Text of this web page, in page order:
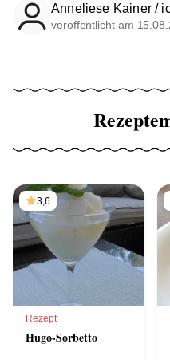
Anneliese Kainer /
veröffentlicht am
3,6
Rezept
Hugo-Sorbetto